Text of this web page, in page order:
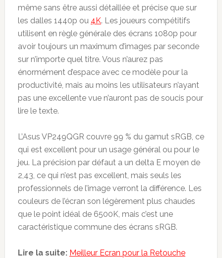
même sans être aussi détaillée et précise que sur
les dalles 1440p ou 4K. Les joueurs compétitifs
utilisent en règle générale des écrans 1080p pour
avoir toujours un maximum d’images par seconde
sur n’importe quel titre. Vous n’aurez pas
énormément d’espace avec ce modèle pour la
productivité, mais au moins les utilisateurs n’ayant
pas une excellente vue n’auront pas de soucis pour
lire le texte.
L’Asus VP249QGR couvre 99 % du gamut sRGB, ce
qui est excellent pour un usage général ou pour le
jeu. La précision par défaut a un delta E moyen de
2,43, ce qui n’est pas excellent, mais seuls les
professionnels de l’image verront la différence. Les
couleurs de l’écran son légèrement plus chaudes
que le point idéal de 6500K, mais c’est une
caractéristique commune des écrans sRGB.
Lire la suite: Meilleur Ecran pour la Retouche